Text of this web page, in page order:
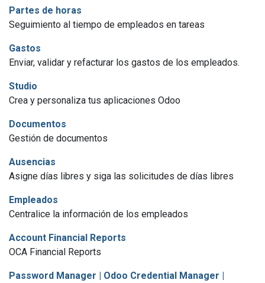
Partes de horas
Seguimiento al tiempo de empleados en tareas
Gastos
Enviar, validar y refacturar los gastos de los empleados.
Studio
Crea y personaliza tus aplicaciones Odoo
Documentos
Gestión de documentos
Ausencias
Asigne días libres y siga las solicitudes de días libres
Empleados
Centralice la información de los empleados
Account Financial Reports
OCA Financial Reports
Password Manager | Odoo Credential Manager |